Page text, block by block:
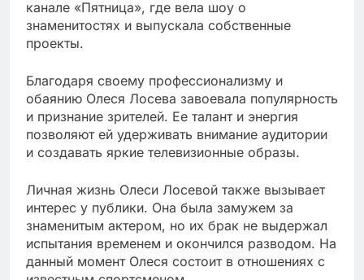
канале «Пятница», где вела шоу о
знаменитостях и выпускала собственные
проекты.
Благодаря своему профессионализму и
обаянию Олеся Лосева завоевала популярность
и признание зрителей. Ее талант и энергия
позволяют ей удерживать внимание аудитории
и создавать яркие телевизионные образы.
Личная жизнь Олеси Лосевой также вызывает
интерес у публики. Она была замужем за
знаменитым актером, но их брак не выдержал
испытания временем и окончился разводом. На
данный момент Олеся состоит в отношениях с